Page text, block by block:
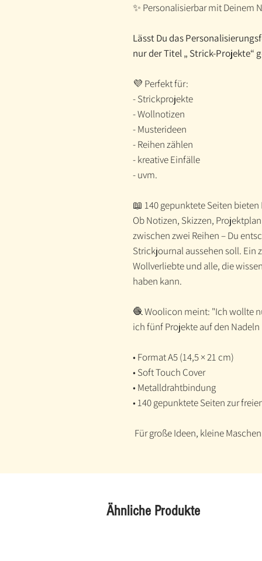
✨ Personalisierbar mit Deinem
Lässt Du das
nur der Titel „ Strick-Projekte“
💜 Perfekt für:
- Strickprojekte
- Wollnotizen
- Musterideen
- Reihen zählen
- kreative Einfälle
- uvm.
📖 140 gepunktete Seiten
Ob Notizen, Skizzen,
zwischen zwei Reihen – Du
Strickjournal aussehen soll. Ein
Wollverliebte und alle, die
haben kann.
🧶 Woolicon meint: "Ich wollte
ich fünf Projekte auf den
• Format A5 (14,5 × 21 cm)
• Soft Touch Cover
• Metalldrahtbindung
• 140 gepunktete Seiten zur
Für große Ideen, kleine
Ähnliche Produkte